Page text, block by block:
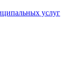
услуг